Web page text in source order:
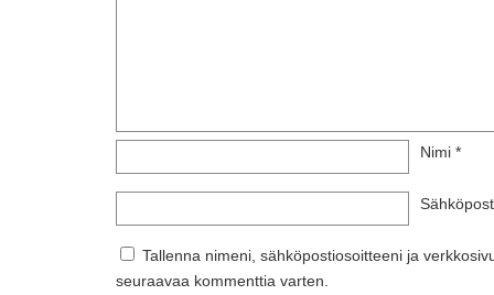
Nimi *
Tallenna nimeni, sähköpostiosoitteeni ja
seuraavaa kommenttia varten.